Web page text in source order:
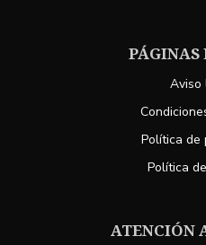
PÁGINAS
Aviso
Política de
Política
ATENCIÓN